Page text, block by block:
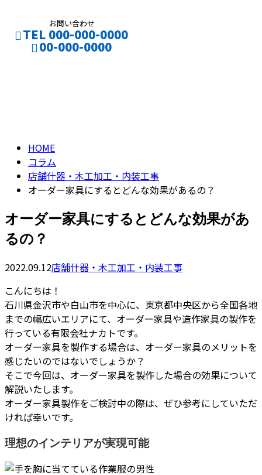
お問い合わせ
TEL 000-000-0000
00-000-0000
HOME
コラム
店舗什器・木工加工・内装工事
オーダー家具にするとどんな効果があるの？
オーダー家具にするとどんな効果があ
るの？
2022.09.12店舗什器・木工加工・内装工事
こんにちは！
石川県金沢市や白山市を中心に、東京都中央区から全国各地
までの幅広いエリアにて、オーダー家具や造作家具の製作を
行っている有限会社ナカトです。
オーダー家具を製作する場合は、オーダー家具のメリットを
感じたいのではないでしょうか？
そこで今回は、オーダー家具を製作した場合の効果について
解説いたします。
オーダー家具製作をご検討中の際は、ぜひ参考にしていただ
ければ幸いです。
理想のインテリアが実現可能